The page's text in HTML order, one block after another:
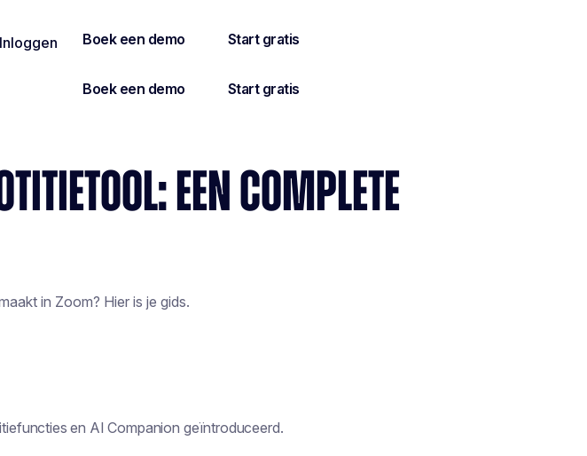
Inloggen
EEN COMPLETE
in Zoom? Hier is je gids.
en AI Companion geïntroduceerd.